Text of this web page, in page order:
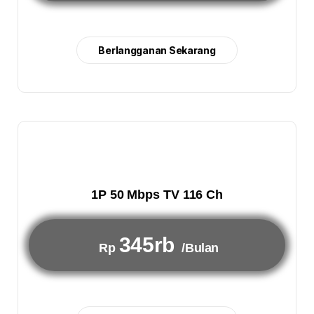
Berlangganan Sekarang
1P 50 Mbps TV 116 Ch
Rp 345rb /Bulan